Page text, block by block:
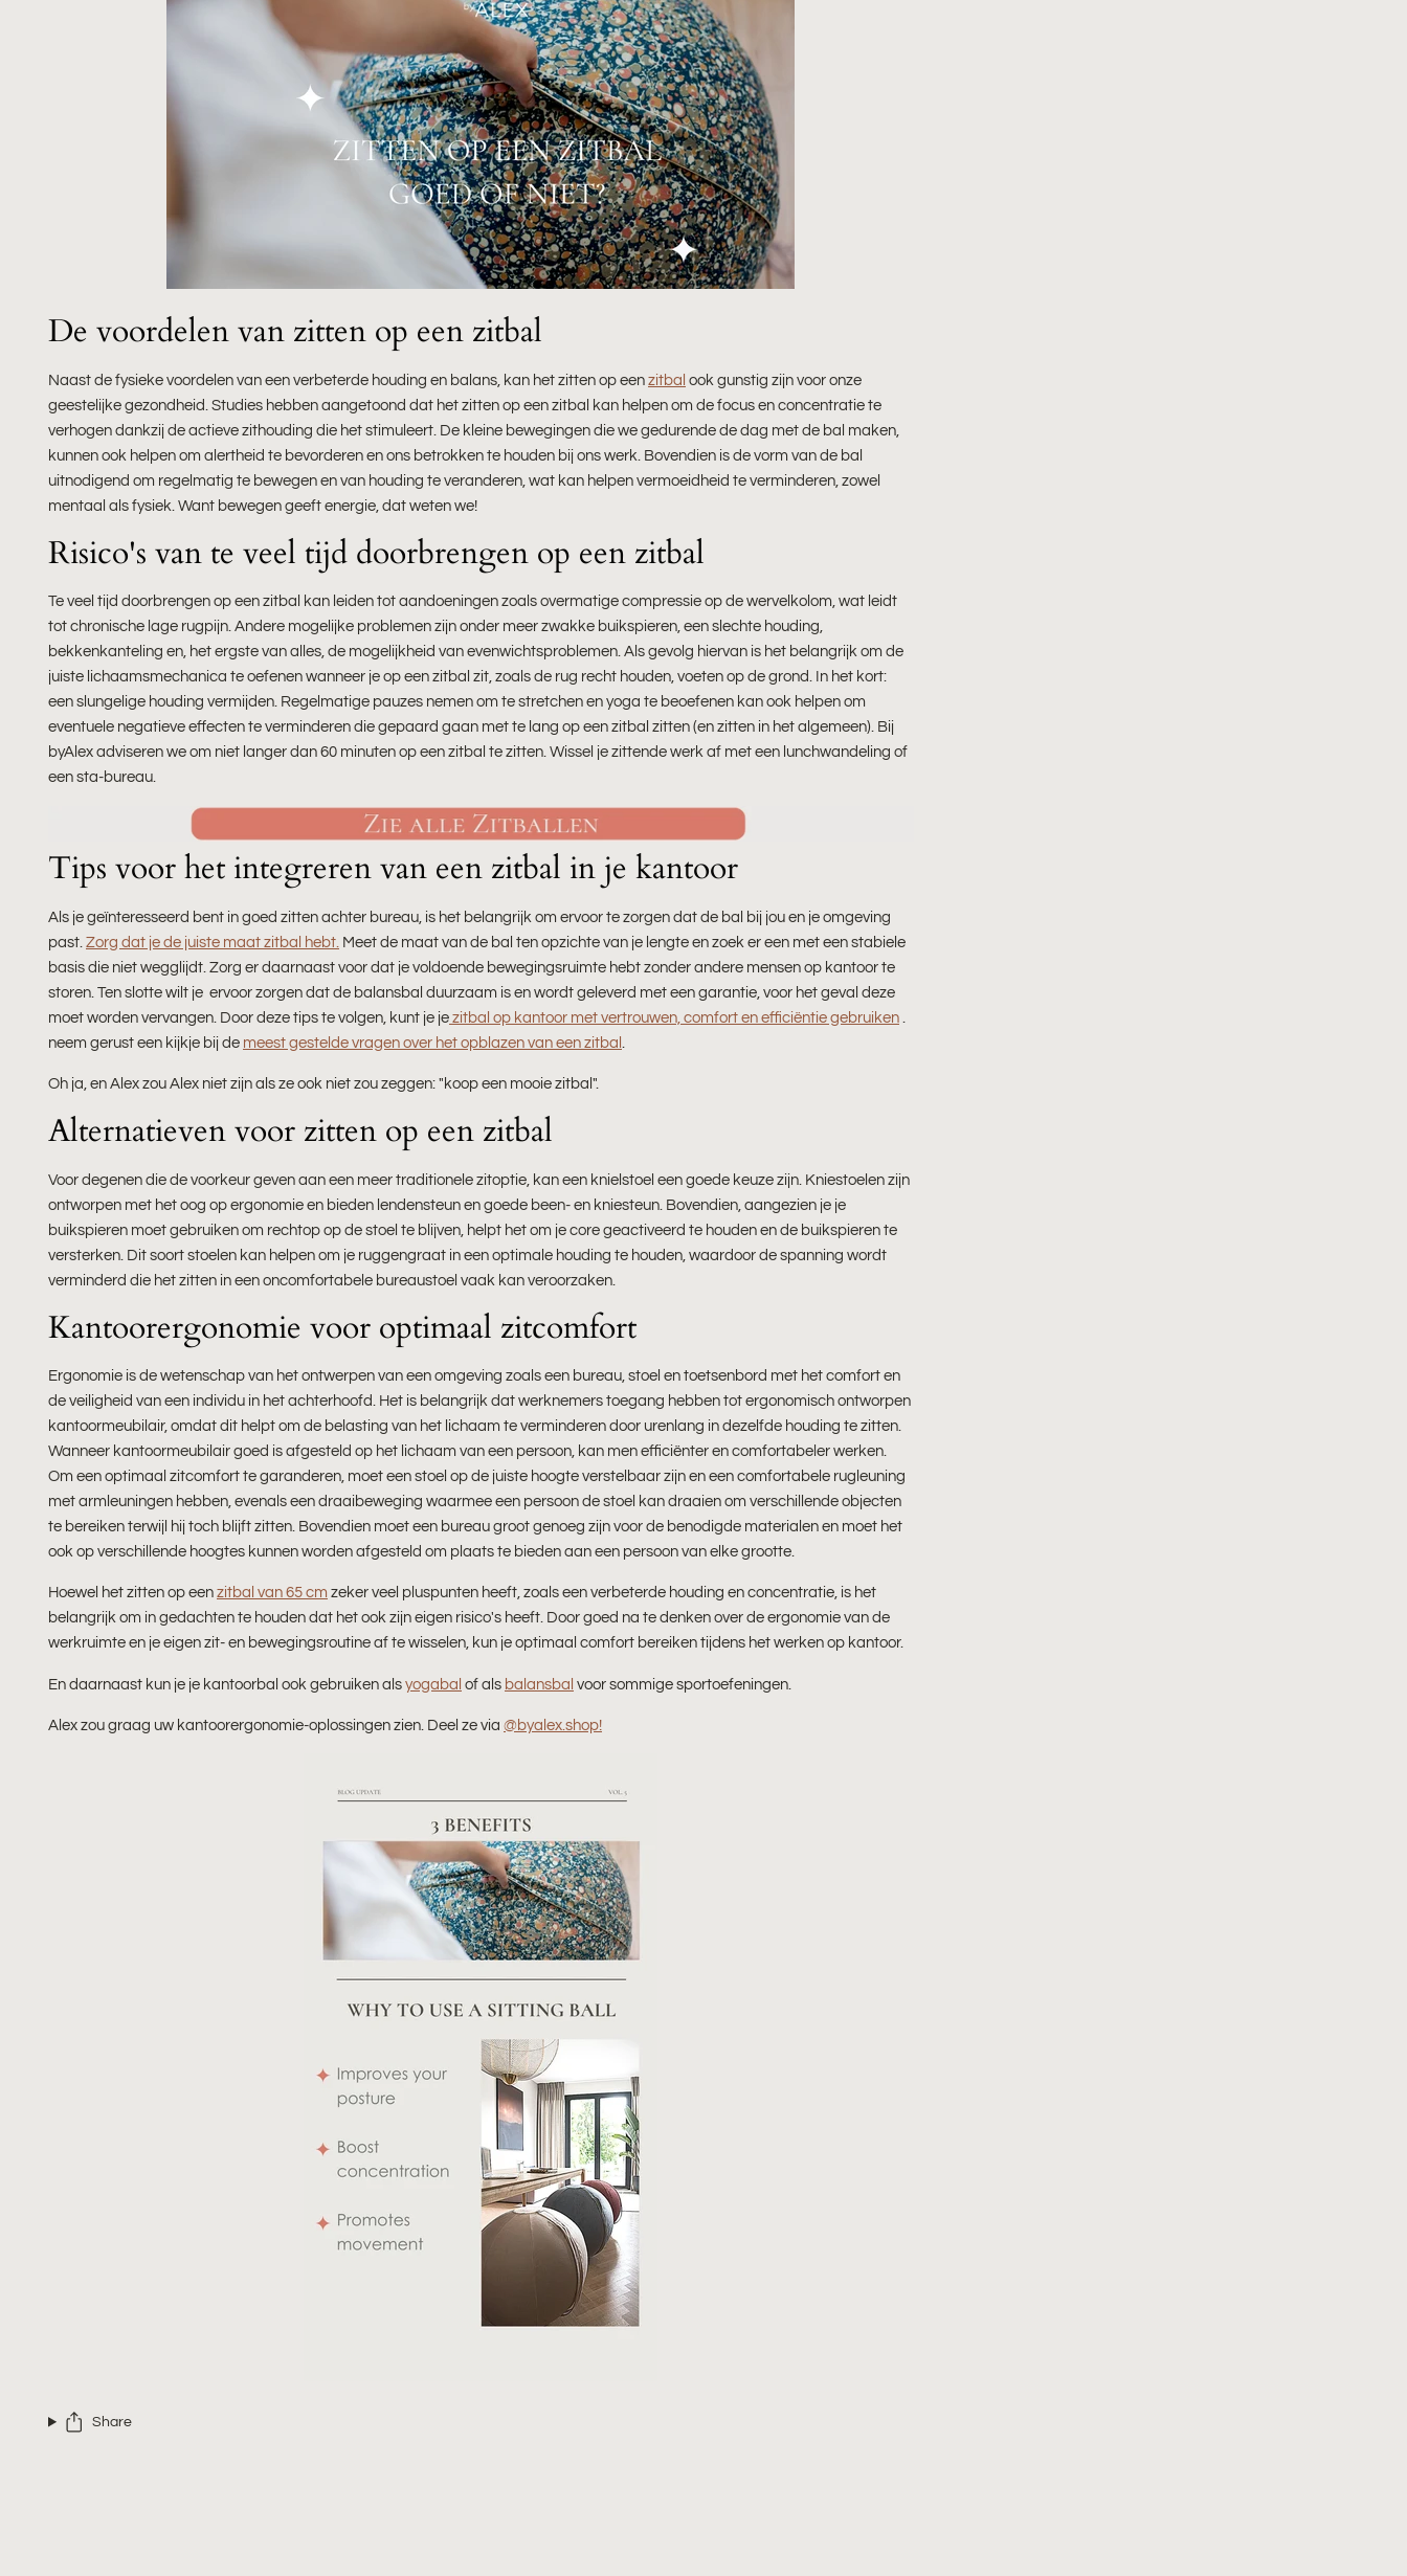
De voordelen van zitten op een zitbal
Naast de fysieke voordelen van een verbeterde houding en balans, kan het zitten op eenzitbal ook gunstig zijn voor onze
geestelijke gezondheid. Studies hebben aangetoond dat het zitten op een zitbal kan helpen om de focus en concentratie te
verhogen dankzij de actieve zithouding die het stimuleert. De kleine bewegingen die we gedurende de dag met de bal maken,
kunnen ook helpen om alertheid te bevorderen en ons betrokken te houden bij ons werk. Bovendien is de vorm van de bal
uitnodigend om regelmatig te bewegen en van houding te veranderen, wat kan helpen vermoeidheid te verminderen, zowel
mentaal als fysiek. Want bewegen geeft energie, dat weten we!
Risico's van te veel tijd doorbrengen op een zitbal
Te veel tijd doorbrengen op een zitbal kan leiden tot aandoeningen zoals overmatige compressie op de wervelkolom, wat leidt
tot chronische lage rugpijn. Andere mogelijke problemen zijn onder meer zwakke buikspieren, een slechte houding,
bekkenkanteling en, het ergste van alles, de mogelijkheid van evenwichtsproblemen. Als gevolg hiervan is het belangrijk om de
juiste lichaamsmechanica te oefenen wanneer je op een zitbal zit, zoals de rug recht houden, voeten op de grond. In het kort:
een slungelige houding vermijden. Regelmatige pauzes nemen om te stretchen en yoga te beoefenen kan ook helpen om
eventuele negatieve effecten te verminderen die gepaard gaan met te lang op een zitbal zitten (en zitten in het algemeen). Bij
byAlex adviseren we om niet langer dan 60 minuten op een zitbal te zitten. Wissel je zittende werk af met een lunchwandeling of
een sta-bureau.
Tips voor het integreren van een zitbal in je kantoor
Als je geïnteresseerd bent ingoed zitten achter bureau , is het belangrijk om ervoor te zorgen dat de bal bij jou en je omgeving
past. Zorg dat je de juiste maat zitbal hebt. Meet de maat van de bal ten opzichte van je lengte en zoek er een met een stabiele
basis die niet wegglijdt. Zorg er daarnaast voor dat je voldoende bewegingsruimte hebt zonder andere mensen op kantoor te
storen. Ten slotte wilt je ervoor zorgen dat de balansbal duurzaam is en wordt geleverd met een garantie, voor het geval deze
moet worden vervangen. Door deze tips te volgen, kunt je jezitbal op kantoor met vertrouwen, comfort en efficiëntie gebruiken
neem gerust een kijkje bij de meest gestelde vragen over het opblazen van een zitbal
Oh ja, en Alex zou Alex niet zijn als ze ook niet zou zeggen: "koop een mooie zitbal".
Alternatieven voor zitten op een zitbal
Voor degenen die de voorkeur geven aan een meer traditionele zitoptie, kan een knielstoel een goede keuze zijn. Kniestoelen zijn
ontworpen met het oog op ergonomie en bieden lendensteun en goede been- en kniesteun. Bovendien, aangezien je je
buikspieren moet gebruiken om rechtop op de stoel te blijven, helpt het om je core geactiveerd te houden en de buikspieren te
versterken. Dit soort stoelen kan helpen om je ruggengraat in een optimale houding te houden, waardoor de spanning wordt
verminderd die het zitten in een oncomfortabele bureaustoel vaak kan veroorzaken.
Kantoorergonomie voor optimaal zitcomfort
Ergonomie is de wetenschap van het ontwerpen van een omgeving zoals een bureau, stoel en toetsenbord met het comfort en
de veiligheid van een individu in het achterhoofd. Het is belangrijk dat werknemers toegang hebben tot ergonomisch ontworpen
kantoormeubilair, omdat dit helpt om de belasting van het lichaam te verminderen door urenlang in dezelfde houding te zitten.
Wanneer kantoormeubilair goed is afgesteld op het lichaam van een persoon, kan men efficiënter en comfortabeler werken.
Om een ​​optimaal zitcomfort te garanderen, moet een stoel op de juiste hoogte verstelbaar zijn en een comfortabele rugleuning
met armleuningen hebben, evenals een draaibeweging waarmee een persoon de stoel kan draaien om verschillende objecten
te bereiken terwijl hij toch blijft zitten. Bovendien moet een bureau groot genoeg zijn voor de benodigde materialen en moet het
ook op verschillende hoogtes kunnen worden afgesteld om plaats te bieden aan een persoon van elke grootte.
Hoewel het zitten op eenzitbal van 65 cm zeker veel pluspunten heeft, zoals een verbeterde houding en concentratie, is het
belangrijk om in gedachten te houden dat het ook zijn eigen risico's heeft. Door goed na te denken over de ergonomie van de
werkruimte en je eigen zit- en bewegingsroutine af te wisselen, kun je optimaal comfort bereiken tijdens het werken op kantoor.
En daarnaast kun je je kantoorbal ook gebruiken alsyogabal of als balansbal voor sommige sportoefeningen.
Alex zou graag uw kantoorergonomie-oplossingen zien. Deel ze via @byalex.shop!
Share